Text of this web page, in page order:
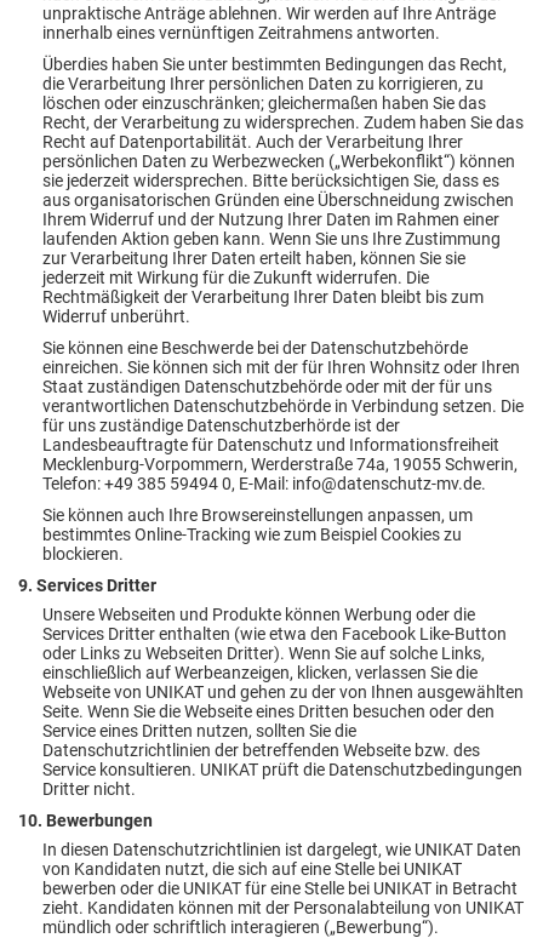
unpraktische Anträge ablehnen. Wir werden auf Ihre Anträge
innerhalb eines vernünftigen Zeitrahmens antworten.
Überdies haben Sie unter bestimmten Bedingungen das Recht,
die Verarbeitung Ihrer persönlichen Daten zu korrigieren, zu
löschen oder einzuschränken; gleichermaßen haben Sie das
Recht, der Verarbeitung zu widersprechen. Zudem haben Sie das
Recht auf Datenportabilität. Auch der Verarbeitung Ihrer
persönlichen Daten zu Werbezwecken („Werbekonflikt“) können
sie jederzeit widersprechen. Bitte berücksichtigen Sie, dass es
aus organisatorischen Gründen eine Überschneidung zwischen
Ihrem Widerruf und der Nutzung Ihrer Daten im Rahmen einer
laufenden Aktion geben kann. Wenn Sie uns Ihre Zustimmung
zur Verarbeitung Ihrer Daten erteilt haben, können Sie sie
jederzeit mit Wirkung für die Zukunft widerrufen. Die
Rechtmäßigkeit der Verarbeitung Ihrer Daten bleibt bis zum
Widerruf unberührt.
Sie können eine Beschwerde bei der Datenschutzbehörde
einreichen. Sie können sich mit der für Ihren Wohnsitz oder Ihren
Staat zuständigen Datenschutzbehörde oder mit der für uns
verantwortlichen Datenschutzbehörde in Verbindung setzen. Die
für uns zuständige Datenschutzberhörde ist der
Landesbeauftragte für Datenschutz und Informationsfreiheit
Mecklenburg-Vorpommern, Werderstraße 74a, 19055 Schwerin,
Telefon: +49 385 59494 0, E-Mail: info@datenschutz-mv.de.
Sie können auch Ihre Browsereinstellungen anpassen, um
bestimmtes Online-Tracking wie zum Beispiel Cookies zu
blockieren.
9. Services Dritter
Unsere Webseiten und Produkte können Werbung oder die
Services Dritter enthalten (wie etwa den Facebook Like-Button
oder Links zu Webseiten Dritter). Wenn Sie auf solche Links,
einschließlich auf Werbeanzeigen, klicken, verlassen Sie die
Webseite von UNIKAT und gehen zu der von Ihnen ausgewählten
Seite. Wenn Sie die Webseite eines Dritten besuchen oder den
Service eines Dritten nutzen, sollten Sie die
Datenschutzrichtlinien der betreffenden Webseite bzw. des
Service konsultieren. UNIKAT prüft die Datenschutzbedingungen
Dritter nicht.
10. Bewerbungen
In diesen Datenschutzrichtlinien ist dargelegt, wie UNIKAT Daten
von Kandidaten nutzt, die sich auf eine Stelle bei UNIKAT
bewerben oder die UNIKAT für eine Stelle bei UNIKAT in Betracht
zieht. Kandidaten können mit der Personalabteilung von UNIKAT
mündlich oder schriftlich interagieren („Bewerbung“).